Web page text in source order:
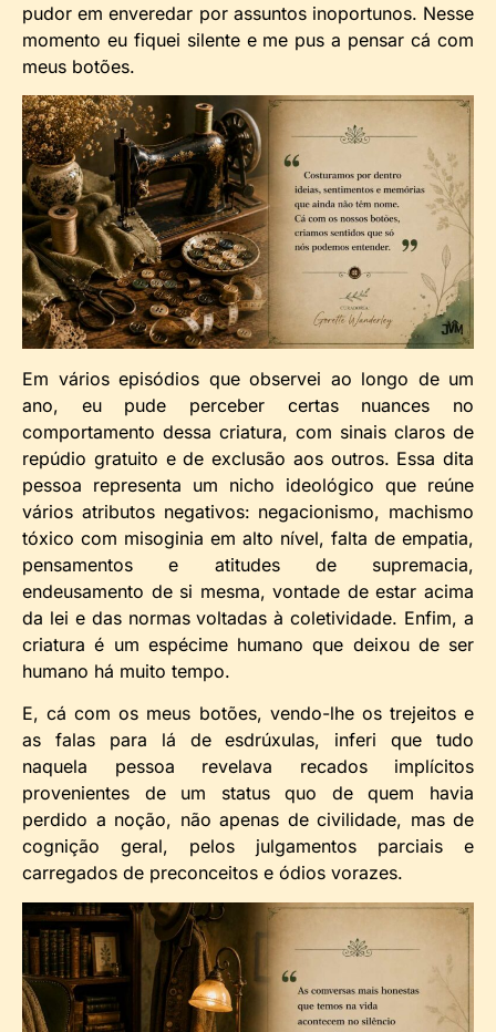
pudor em enveredar por assuntos inoportunos. Nesse
momento eu fiquei silente e me pus a pensar cá com
meus botões.
Em vários episódios que observei ao longo de um
ano, eu pude perceber certas nuances no
comportamento dessa criatura, com sinais claros de
repúdio gratuito e de exclusão aos outros. Essa dita
pessoa representa um nicho ideológico que reúne
vários atributos negativos: negacionismo, machismo
tóxico com misoginia em alto nível, falta de empatia,
pensamentos e atitudes de supremacia,
endeusamento de si mesma, vontade de estar acima
da lei e das normas voltadas à coletividade. Enfim, a
criatura é um espécime humano que deixou de ser
humano há muito tempo.
E, cá com os meus botões, vendo-lhe os trejeitos e
as falas para lá de esdrúxulas, inferi que tudo
naquela pessoa revelava recados implícitos
provenientes de um status quo de quem havia
perdido a noção, não apenas de civilidade, mas de
cognição geral, pelos julgamentos parciais e
carregados de preconceitos e ódios vorazes.